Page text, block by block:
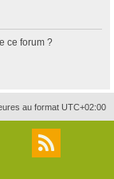
c
ce forum ?
au format UTC+02:00